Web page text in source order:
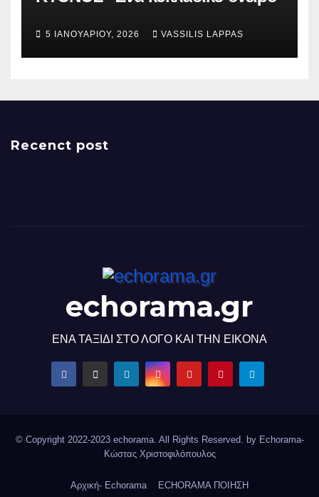
5 ΙΑΝΟΥΑΡΊΟΥ, 2026 VASSILIS LAPPAS
Recenct post
echorama.gr
ΕΝΑ ΤΑΞΙΔΙ ΣΤΟ ΛΟΓΟ ΚΑΙ ΤΗΝ ΕΙΚΟΝΑ
© Copyright 2022-2023 echorama. All Rights Reserved. by Echorama-
Κώστας Χριστοφιλόπουλος
Αρχική- Echorama ECHORAMA ΠΟΙΗΣΗ